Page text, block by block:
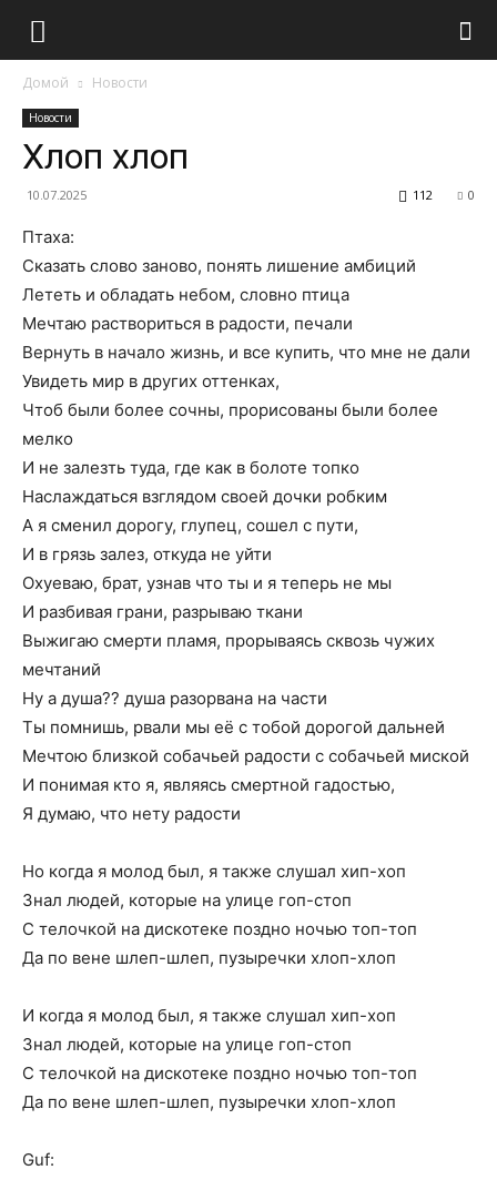
Домой Новости
Новости
Хлоп хлоп
10.07.2025 0
112
Птаха:
Сказать слово заново, понять лишение амбиций
Лететь и обладать небом, словно птица
Мечтаю раствориться в радости, печали
Вернуть в начало жизнь, и все купить, что мне не дали
Увидеть мир в других оттенках,
Чтоб были более сочны, прорисованы были более
мелко
И не залезть туда, где как в болоте топко
Наслаждаться взглядом своей дочки робким
А я сменил дорогу, глупец, сошел с пути,
И в грязь залез, откуда не уйти
Охуеваю, брат, узнав что ты и я теперь не мы
И разбивая грани, разрываю ткани
Выжигаю смерти пламя, прорываясь сквозь чужих
мечтаний
Ну а душа?? душа разорвана на части
Ты помнишь, рвали мы её с тобой дорогой дальней
Мечтою близкой собачьей радости с собачьей миской
И понимая кто я, являясь смертной гадостью,
Я думаю, что нету радости
Но когда я молод был, я также слушал хип-хоп
Знал людей, которые на улице гоп-стоп
С телочкой на дискотеке поздно ночью топ-топ
Да по вене шлеп-шлеп, пузыречки хлоп-хлоп
И когда я молод был, я также слушал хип-хоп
Знал людей, которые на улице гоп-стоп
С телочкой на дискотеке поздно ночью топ-топ
Да по вене шлеп-шлеп, пузыречки хлоп-хлоп
Guf: